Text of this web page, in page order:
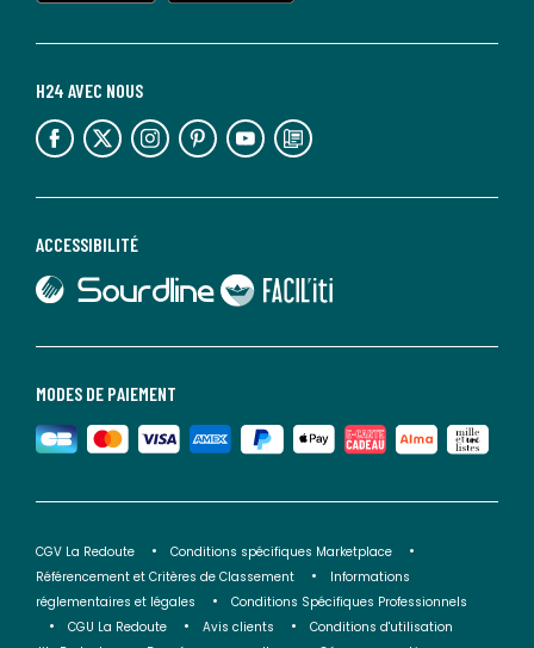
MODES DE PAIEMENT
ACCESSIBILITÉ
lien vers Sourdline
lien vers Faciliti
H24 AVEC NOUS
lien vers l'espace réseaux sociaux lien vers l'espace réseaux sociaux lien vers l'espace réseaux sociaux lien vers l'espace réseaux sociaux lien vers l'espace réseaux sociaux lien vers le blog la redoute
CGV La Redoute
Conditions spécifiques Marketplace
Référencement et Critères de Classement
Informations
réglementaires et légales
Conditions Spécifiques Professionnels
CGU La Redoute
Avis clients
Conditions d'utilisation